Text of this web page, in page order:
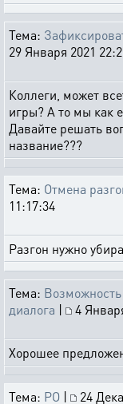
Тема:
29 Января 2021
Коллеги, может
игры? А то мы как
Давайте решать
название???
Тема: Отмена
11:17:34
Разгон нужно
Тема: Возможность
диалога |
4
Хорошее
Тема: РО | 24